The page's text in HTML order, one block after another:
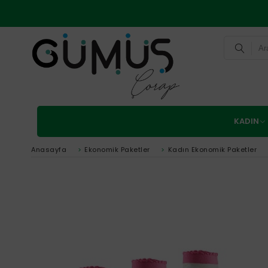
KADIN
Anasayfa > Ekonomik Paketler > Kadın Ekonomik Paketler